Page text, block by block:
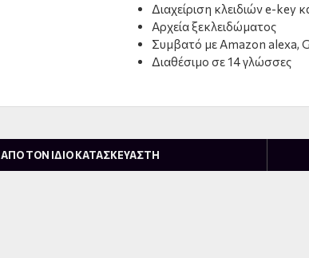
Διαχείριση κλειδιών e-
Αρχεία ξεκλειδώματος
Συμβατό με Amazon alexa,
Διαθέσιμο σε 14 γλώσσες
ΑΠΟ ΤΟΝ ΙΔΙΟ ΚΑΤΑΣΚΕΥΑΣΤΗ